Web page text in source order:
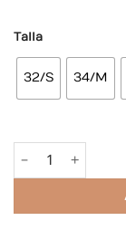
Talla
32/S 34/M
Liguero Martina